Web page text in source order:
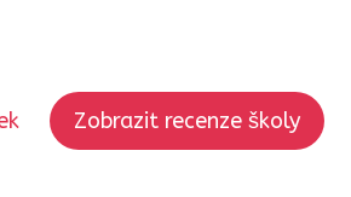
Zobrazit recenze školy